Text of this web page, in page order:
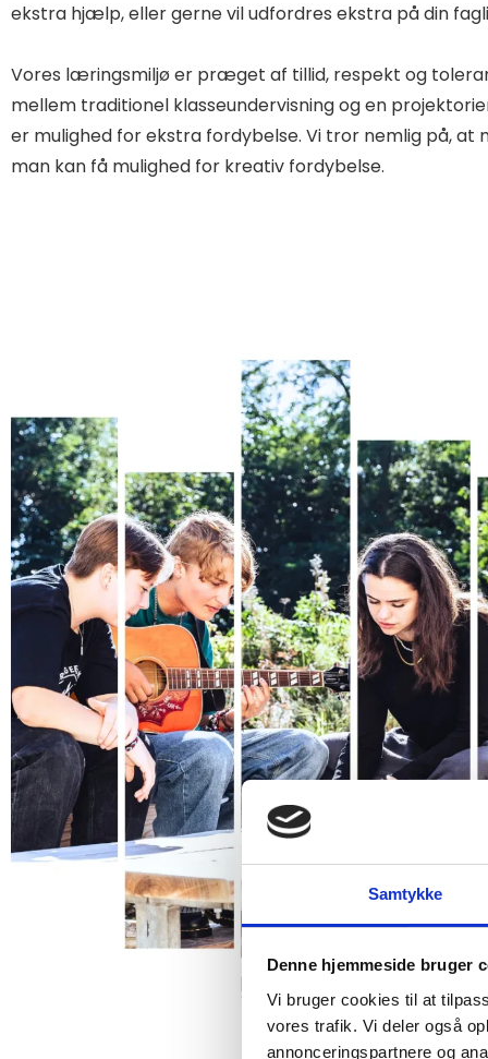
Samtykke
Denne hjemmeside bruger
Vi bruger cookies til at
vores trafik. Vi deler også
annonceringspartnere og
ekstra hjælp, eller gerne vil udfordres ekstra på din
Vores læringsmiljø er præget af tillid, respekt og
mellem traditionel klasseundervisning og en
er mulighed for ekstra fordybelse. Vi tror nemlig på,
man kan få mulighed for kreativ fordybelse.